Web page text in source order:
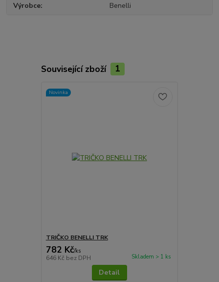
Výrobce Benelli
Související zboží 1
Novinka
TRIČKO BENELLI TRK
782 Kč/ks
646 Kč bez DPH Skladem > 1 ks
Detail